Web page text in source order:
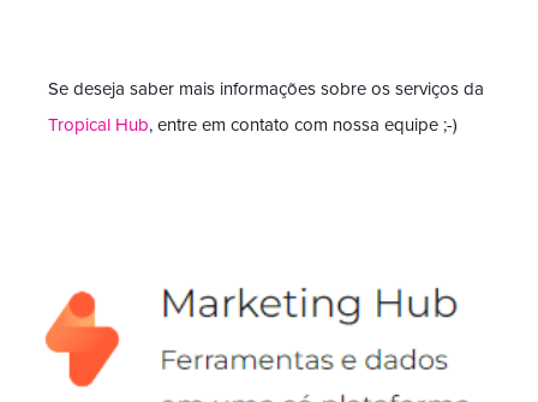
Se deseja saber mais informações sobre os serviços da
Tropical Hub, entre em contato com nossa equipe ;-)